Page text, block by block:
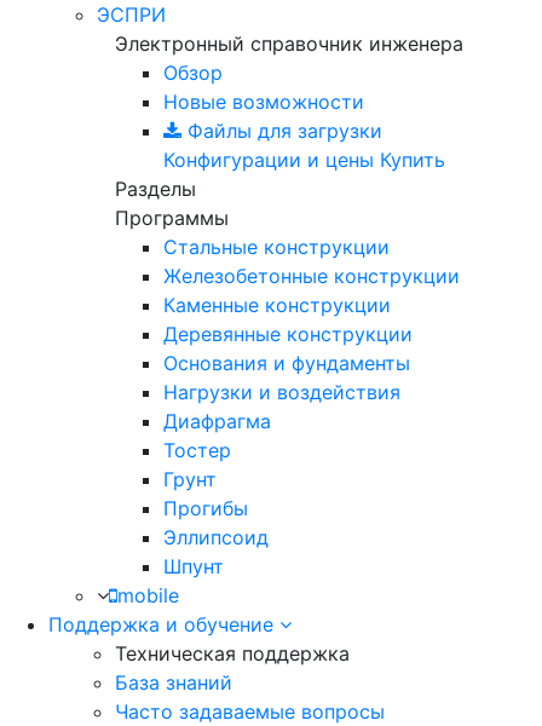
ЭСПРИ
Электронный справочник инженера
Обзор
Новые возможности
Файлы для загрузки
Конфигурации и цены Купить
Разделы
Программы
Стальные конструкции
Железобетонные конструкции
Каменные конструкции
Деревянные конструкции
Основания и фундаменты
Нагрузки и воздействия
Диафрагма
Тостер
Грунт
Прогибы
Эллипсоид
Шпунт
mobile
Поддержка и обучение
Техническая поддержка
База знаний
Часто задаваемые вопросы